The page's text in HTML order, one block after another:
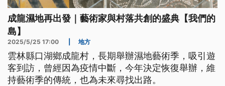
成龍濕地再出發｜藝術家與村落共創的盛典【我們的
島】
2025/5/25 17:00 地方
雲林縣口湖鄉成龍村，長期舉辦濕地藝術季，吸引遊
客到訪，曾經因為疫情中斷，今年決定恢復舉辦，維
持藝術季的傳統，也為未來尋找出路。